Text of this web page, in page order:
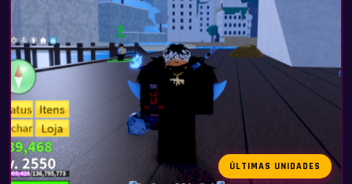
ÚLTIMAS UNIDADES